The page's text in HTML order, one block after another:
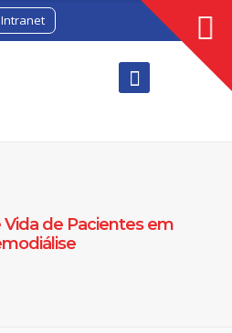
Intranet
de Pacientes em